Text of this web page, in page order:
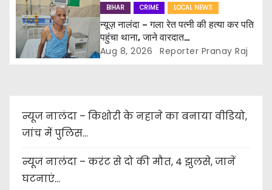
o
n
BIHAR CRIME LOCAL NEWS
न्यूज़ नालंदा – गला रेत पत्नी की हत्या कर पति
पहुंचा थाना, जाने वारदात…
Aug 8, 2026 Reporter Pranay Raj
न्यूज नालंदा – किशोरी के नहाने का बनाया वीडियो,
जांच में पुलिस…
न्यूज नालंदा – करंट से दो की मौत, 4 झुलसे, जानें
घटनाएं…